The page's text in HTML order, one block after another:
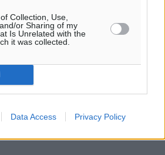
Collection, Use,
or Sharing of my
Is Unrelated with the
it was collected.
Data Access Privacy Policy